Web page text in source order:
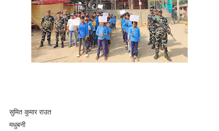
सुमित कुमार राउत
मधुबनी